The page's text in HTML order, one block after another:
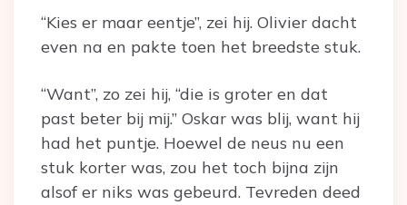
“Kies er maar eentje”, zei hij. Olivier dacht
even na en pakte toen het breedste stuk.
“Want”, zo zei hij, “die is groter en dat
past beter bij mij.” Oskar was blij, want hij
had het puntje. Hoewel de neus nu een
stuk korter was, zou het toch bijna zijn
alsof er niks was gebeurd. Tevreden deed